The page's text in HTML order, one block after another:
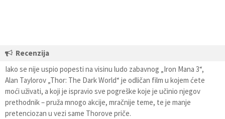
Recenzija
Iako se nije uspio popesti na visinu ludo zabavnog „Iron Mana 3“,
Alan Taylorov „Thor: The Dark World“ je odličan film u kojem ćete
moći uživati, a koji je ispravio sve pogreške koje je učinio njegov
prethodnik – pruža mnogo akcije, mračnije teme, te je manje
pretenciozan u vezi same Thorove priče.